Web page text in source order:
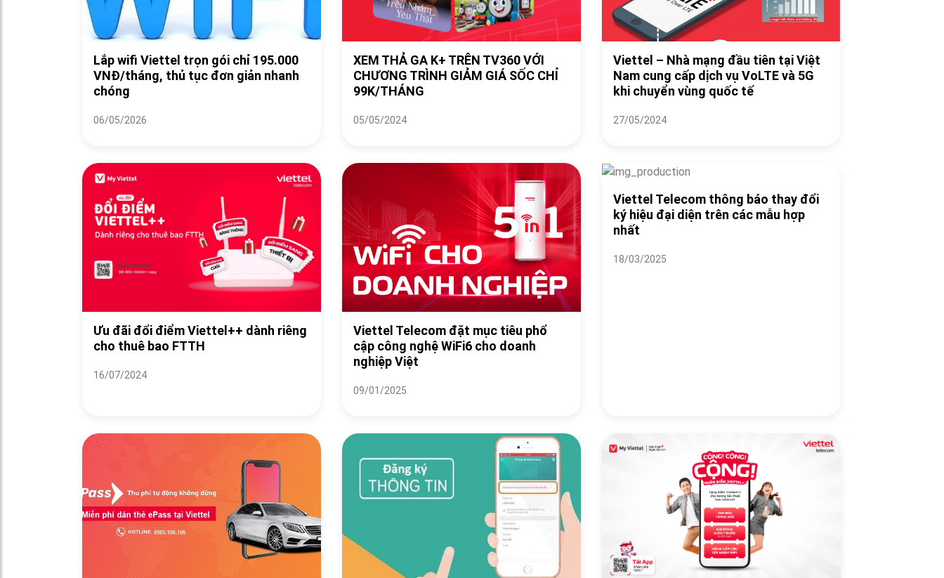
Lắp wifi Viettel trọn gói chỉ 195.000
VNĐ/tháng, thủ tục đơn giản nhanh
chóng
06/05/2026
XEM THẢ GA K+ TRÊN TV360 VỚI
CHƯƠNG TRÌNH GIẢM GIÁ SỐC CHỈ
99K/THÁNG
05/05/2024
Viettel – Nhà mạng đầu tiên tại Việt
Nam cung cấp dịch vụ VoLTE và 5G
khi chuyển vùng quốc tế
27/05/2024
Ưu đãi đổi điểm Viettel++ dành riêng
cho thuê bao FTTH
16/07/2024
Viettel Telecom đặt mục tiêu phổ
cập công nghệ WiFi6 cho doanh
nghiệp Việt
09/01/2025
Viettel Telecom thông báo thay đổi
ký hiệu đại diện trên các mẫu hợp
nhất
18/03/2025